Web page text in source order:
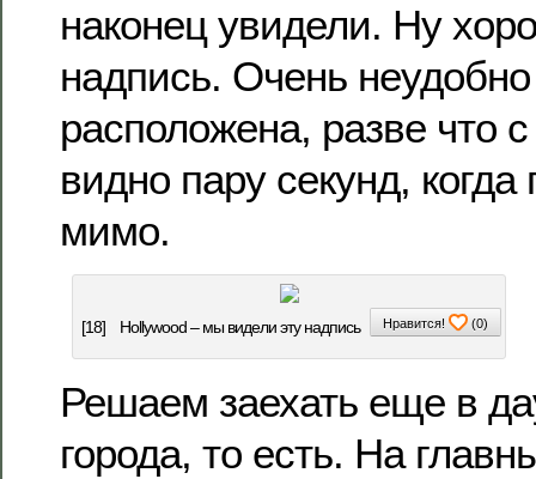
наконец увидели. Ну
надпись. Очень
расположена, разве что
видно пару секунд,
мимо.
[18] Hollywood – мы видели эту надпись Нравится! (0)
Решаем заехать еще в
города, то есть. На